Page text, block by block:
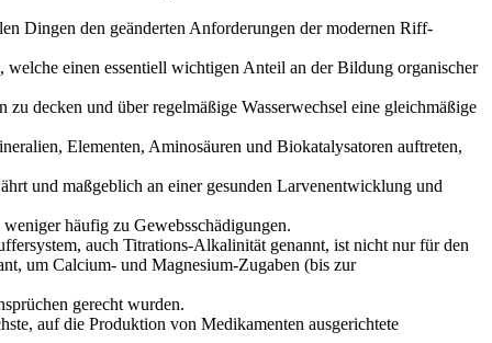
Dingen den geänderten Anforderungen der modernen Riff-
einen essentiell wichtigen Anteil an der Bildung organischer
decken und über regelmäßige Wasserwechsel eine gleichmäßige
Elementen, Aminosäuren und Biokatalysatoren auftreten,
und maßgeblich an einer gesunden Larvenentwicklung und
häufig zu Gewebsschädigungen.
auch Titrations-Alkalinität genannt, ist nicht nur für den
um Calcium- und Magnesium-Zugaben (bis zur
gerecht wurden.
auf die Produktion von Medikamenten ausgerichtete